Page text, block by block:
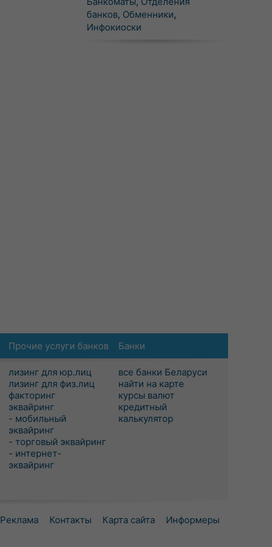
банков, Обменники,
Инфокиоски
Прочие услуги банков
лизинг для юр.лиц
лизинг для физ.лиц
факторинг
эквайринг
- мобильный
эквайринг
- торговый эквайринг
- интернет-
эквайринг
Банки
все банки Беларуси
найти на карте
курсы валют
кредитный
калькулятор
Реклама Контакты Карта сайта Информеры